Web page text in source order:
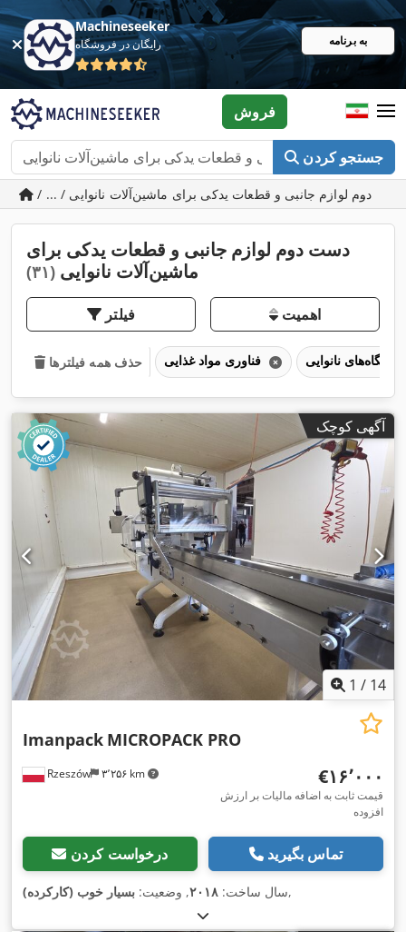
Machineseeker
رایگان در فروشگاه به برنامه
جستجو کردن
فروش
دست دوم لوازم جانبی و قطعات یدکی برای
ماشین‌آلات نانوایی (۳۱)
فیلتر اهمیت
حذف همه فیلترها
آگهی کوچک
1 / 14
Rzeszów ۳٬۲۵۶ km
Imanpack MICROPACK PRO
‎€۱۶٬۰۰۰
قیمت ثابت به اضافه مالیات بر ارزش
افزوده
درخواست کردن تماس بگیرید
سال ساخت: ۲۰۱۸, وضعیت: بسیار خوب (کارکرده) ,